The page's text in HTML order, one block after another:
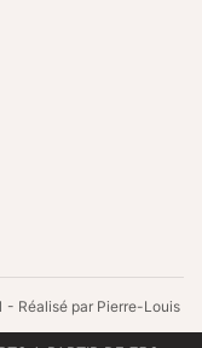
- Réalisé par Pierre-Louis